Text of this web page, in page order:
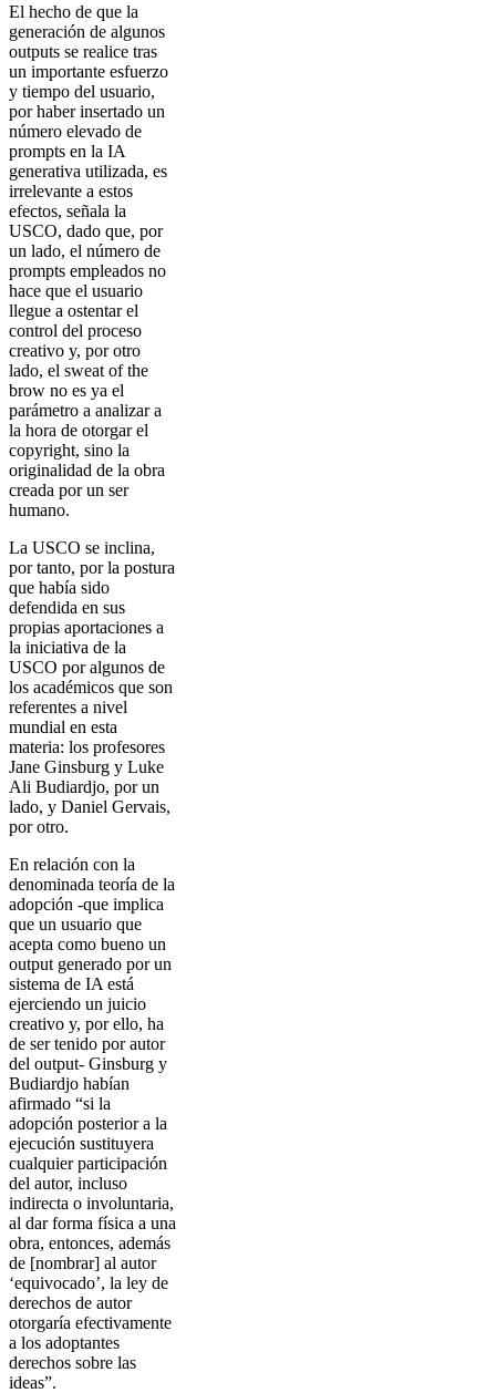
El hecho de que la
generación de algunos
outputs se realice tras
un importante esfuerzo
y tiempo del usuario,
por haber insertado un
número elevado de
prompts en la IA
generativa utilizada, es
irrelevante a estos
efectos, señala la
USCO, dado que, por
un lado, el número de
prompts empleados no
hace que el usuario
llegue a ostentar el
control del proceso
creativo y, por otro
lado, el sweat of the
brow no es ya el
parámetro a analizar a
la hora de otorgar el
copyright, sino la
originalidad de la obra
creada por un ser
humano.
La USCO se inclina,
por tanto, por la postura
que había sido
defendida en sus
propias aportaciones a
la iniciativa de la
USCO por algunos de
los académicos que son
referentes a nivel
mundial en esta
materia: los profesores
Jane Ginsburg y Luke
Ali Budiardjo, por un
lado, y Daniel Gervais,
por otro.
En relación con la
denominada teoría de la
adopción -que implica
que un usuario que
acepta como bueno un
output generado por un
sistema de IA está
ejerciendo un juicio
creativo y, por ello, ha
de ser tenido por autor
del output- Ginsburg y
Budiardjo habían
afirmado “si la
adopción posterior a la
ejecución sustituyera
cualquier participación
del autor, incluso
indirecta o involuntaria,
al dar forma física a una
obra, entonces, además
de [nombrar] al autor
‘equivocado’, la ley de
derechos de autor
otorgaría efectivamente
a los adoptantes
derechos sobre las
ideas”.